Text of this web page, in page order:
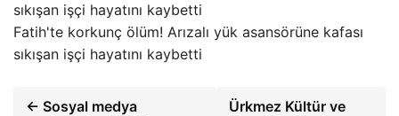
Fatih'te korkunç ölüm! Arızalı yük asansörüne kafası
sıkışan işçi hayatını kaybetti
← Sosyal medya
Ürkmez Kültür ve